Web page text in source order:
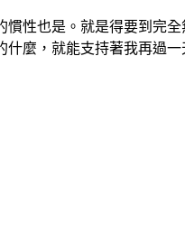
性也是。就是得要到完
麼，就能支持著我再過一